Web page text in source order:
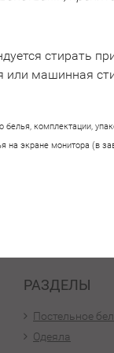
стирать
или машинная
комплектации,
на экране монитора (в
РАЗДЕЛЫ
Постельное
Одеяла